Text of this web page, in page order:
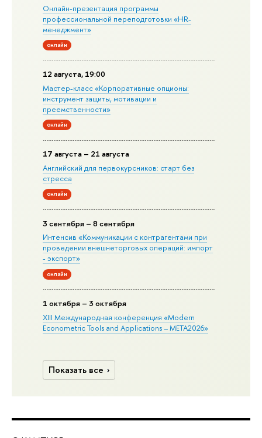
Онлайн-презентация программы
профессиональной переподготовки «HR-
менеджмент»
онлайн
12 августа, 19:00
Мастер-класс «Корпоративные опционы:
инструмент защиты, мотивации и
преемственности»
онлайн
17 августа – 21 августа
Английский для первокурсников: старт без
стресса
онлайн
3 сентября – 8 сентября
Интенсив «Коммуникации с контрагентами при
проведении внешнеторговых операций: импорт
- экспорт»
онлайн
1 октября – 3 октября
XIII Международная конференция «Modern
Econometric Tools and Applications – META2026»
Показать все